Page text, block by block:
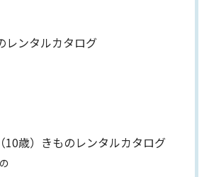
レンタルカタログ
10歳）きものレンタルカタログ